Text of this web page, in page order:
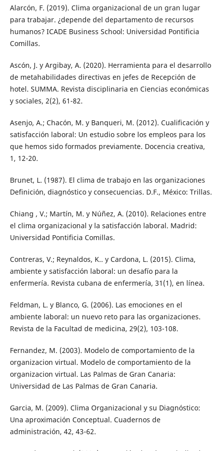
Alarcón, F. (2019). Clima organizacional de un gran lugar
para trabajar. ¿depende del departamento de recursos
humanos? ICADE Business School: Universidad Pontificia
Comillas.
Ascón, J. y Argibay, A. (2020). Herramienta para el desarrollo
de metahabilidades directivas en jefes de Recepción de
hotel. SUMMA. Revista disciplinaria en Ciencias económicas
y sociales, 2(2), 61-82.
Asenjo, A.; Chacón, M. y Banqueri, M. (2012). Cualificación y
satisfacción laboral: Un estudio sobre los empleos para los
que hemos sido formados previamente. Docencia creativa,
1, 12-20.
Brunet, L. (1987). El clima de trabajo en las organizaciones
Definición, diagnóstico y consecuencias. D.F., México: Trillas.
Chiang , V.; Martín, M. y Núñez, A. (2010). Relaciones entre
el clima organizacional y la satisfacción laboral. Madrid:
Universidad Pontificia Comillas.
Contreras, V.; Reynaldos, K.. y Cardona, L. (2015). Clima,
ambiente y satisfacción laboral: un desafío para la
enfermería. Revista cubana de enfermería, 31(1), en línea.
Feldman, L. y Blanco, G. (2006). Las emociones en el
ambiente laboral: un nuevo reto para las organizaciones.
Revista de la Facultad de medicina, 29(2), 103-108.
Fernandez, M. (2003). Modelo de comportamiento de la
organizacion virtual. Modelo de comportamiento de la
organizacion virtual. Las Palmas de Gran Canaria:
Universidad de Las Palmas de Gran Canaria.
Garcia, M. (2009). Clima Organizacional y su Diagnóstico:
Una aproximación Conceptual. Cuadernos de
administración, 42, 43-62.